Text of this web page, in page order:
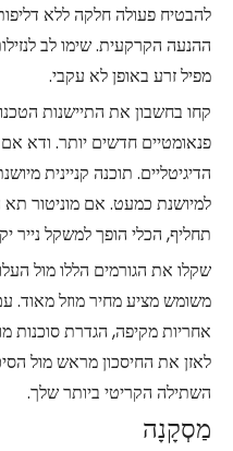
להבטיח פעולה חלקה ללא דליפות
ההנעה הקרקעית. שימו לב
מפיל זרע באופן לא עקבי.
קחו בחשבון את התיישנות
פנאומטיים חדשים יותר. ודא
הדיגיטליים. תוכנה קניינית
למיושנת כמעט. אם מוניטור תא
תחליף, הכלי הופך למשקל נייר
שקלו את הגורמים הללו מול
משומש מציע מחיר מוזל מאוד.
אחריות מקיפה, הגדרת סוכנות
לאזן את החיסכון מראש מול
השתילה הקריטי ביותר שלך.
מַסְקָנָה